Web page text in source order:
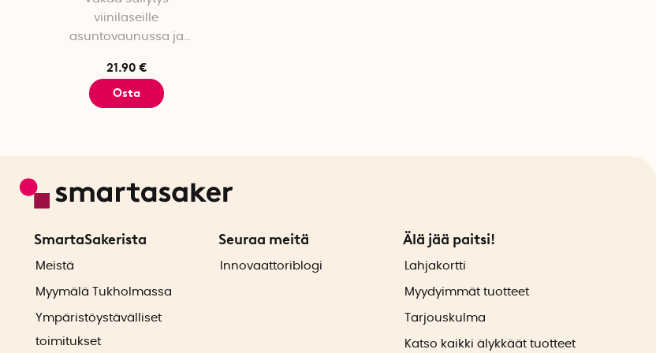
viinilaseille
asuntovaunussa ja
21.90 €
Osta
SmartaSakerista
Meistä
Myymälä Tukholmassa
Ympäristöystävälliset
toimitukset
Seuraa meitä
Innovaattoriblogi
Älä jää paitsi!
Lahjakortti
Myydyimmät tuotteet
Tarjouskulma
Katso kaikki älykkäät tuotteet